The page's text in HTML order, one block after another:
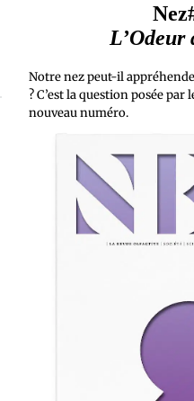
Notre nez peut-il
? C’est la question posée
nouveau numéro.